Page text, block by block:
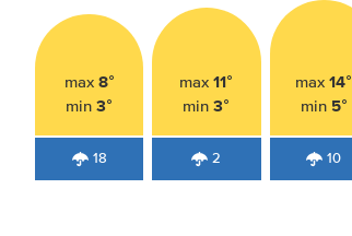
max 8°
min3°
18
max11°
min3°
2
max14°
min 5°
10